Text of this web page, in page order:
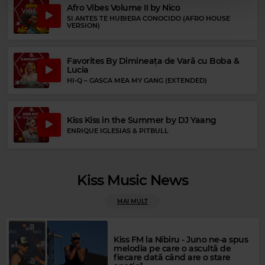
SCORPIONS–SEND ME AN ANGEL
Afro Vibes Volume II by Nico
SI ANTES TE HUBIERA CONOCIDO (AFRO HOUSE
VERSION)
Favorites By Dimineața de Vară cu Boba &
Lucia
HI-Q – GASCA MEA MY GANG (EXTENDED)
Kiss Kiss in the Summer by DJ Yaang
ENRIQUE IGLESIAS & PITBULL
Kiss Music News
MAI MULT
Kiss FM la Nibiru - Juno ne-a spus
melodia pe care o ascultă de
fiecare dată când are o stare